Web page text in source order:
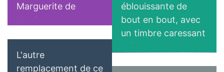
interpretadas con
excelente precisión.
Quizás se podría
pedir más cuerpo a
también es un gozo.
Su primera
aparición nos
deslumbra, sus
coloraturas y trinos
Marguerite de
Valois. Ihre
beau pays de la
Lisette Oropesa
Download Full Size
éblouissante de
bout en bout, avec
un timbre caressant
qui demeure chaud
L'autre
remplacement de ce